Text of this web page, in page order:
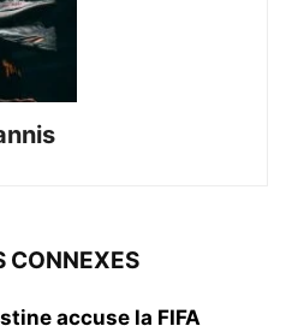
CONNEXES
accuse la FIFA